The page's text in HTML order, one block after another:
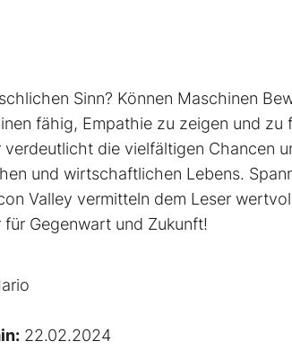
Sinn? Können Maschinen
fähig, Empathie zu zeigen und zu
die viel­fältigen Chancen
und wirtschaftlichen Lebens.
Valley vermitteln dem Leser
Gegenwart und Zukunft!
22.02.2024